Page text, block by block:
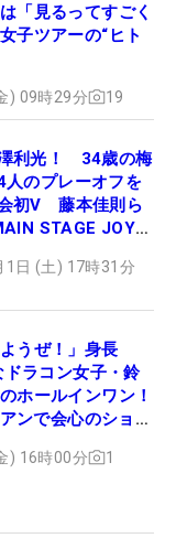
「見るってすごく
子ツアーの“ヒト
) 09時29分 19
利光！ 34歳の梅
人のプレーオフを
初V 藤本佳則ら
STAGE JOYX
1日 (土) 17時31分
うぜ！」身長
ラコン女子・鈴
ホールインワン！
ンで会心のショッ
) 16時00分 1